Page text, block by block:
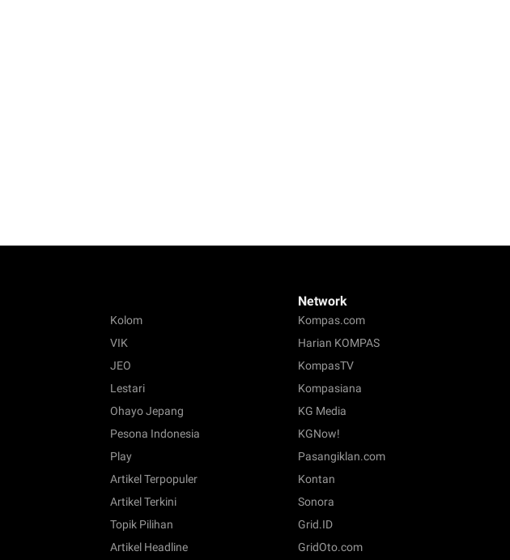
Kolom
VIK
JEO
Lestari
Ohayo Jepang
Pesona Indonesia
Play
Artikel Terpopuler
Artikel Terkini
Topik Pilihan
Artikel Headline
Network
Kompas.com
Harian KOMPAS
KompasTV
Kompasiana
KG Media
KGNow!
Pasangiklan.com
Kontan
Sonora
Grid.ID
GridOto.com